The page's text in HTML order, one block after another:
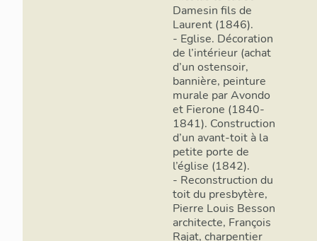
Damesin fils de
Laurent (1846).
- Eglise. Décoration
de l’intérieur (achat
d’un ostensoir,
bannière, peinture
murale par Avondo
et Fierone (1840-
1841). Construction
d’un avant-toit à la
petite porte de
l’église (1842).
- Reconstruction du
toit du presbytère,
Pierre Louis Besson
architecte, François
Rajat, charpentier